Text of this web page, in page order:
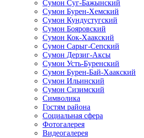
Сумон Суг-Бажынский
Сумон Бурен-Хемский
Сумон Кундустугский
Сумон Бояровский
Сумон Кок-Хаакский
Сумон Сарыг-Сепский
Сумон Дерзиг-Аксы
Сумон Усть-Буренский
Сумон Бурен-Бай-Хаакский
Сумон Ильинский
Сумон Сизимский
Символика
Гостям района
Социальная сфера
Фотогалерея
Видеогалерея